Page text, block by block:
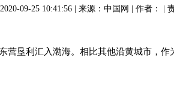
09-25 10:41:56 | 来源：中国网 | 作者： |
营垦利汇入渤海。相比其他沿黄城市，